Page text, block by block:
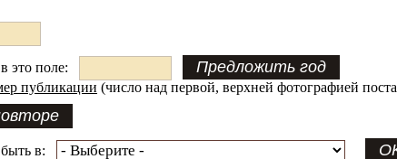
это поле:
публикации (число над первой, верхней фотографией
в: